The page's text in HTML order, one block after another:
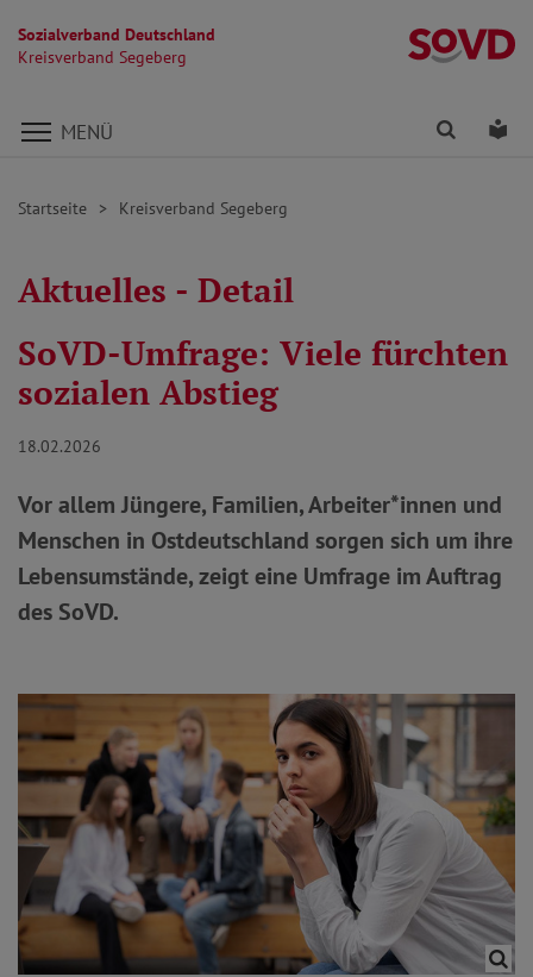
Sozialverband Deutschland
Kreisverband Segeberg
Direkt zu den Inhalten springen
MENÜ Finden
Startseite Kreisverband Segeberg
Aktuelles - Detail
SoVD-Umfrage: Viele fürchten
sozialen Abstieg
18.02.2026
Vor allem Jüngere, Familien, Arbeiter*innen und
Menschen in Ostdeutschland sorgen sich um ihre
Lebensumstände, zeigt eine Umfrage im Auftrag
des SoVD.